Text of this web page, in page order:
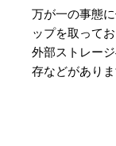
万が一の事態
ップを取って
外部ストレー
存などがありま